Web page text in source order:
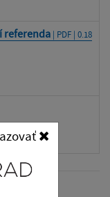
referenda | PDF | 0.18